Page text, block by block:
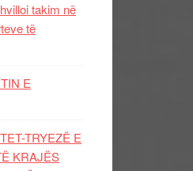
takim në
të
E
TRYEZË E
KRAJËS